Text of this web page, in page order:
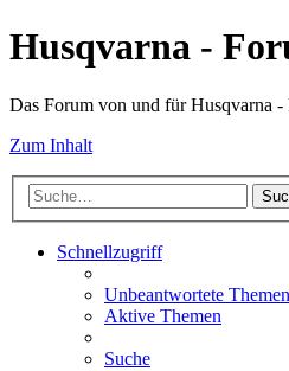
Husqvarna -
Das Forum von und für Husqvarna -
Zum Inhalt
Schnellzugriff
Unbeantwortete Themen
Aktive Themen
Suche